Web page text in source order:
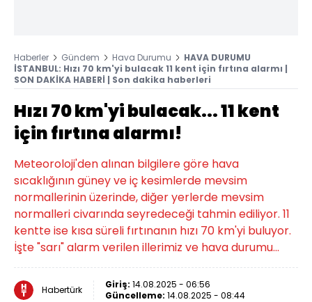
Haberler Gündem Hava Durumu
HAVA DURUMU
İSTANBUL: Hızı 70 km'yi bulacak 11 kent için fırtına alarmı |
SON DAKİKA HABERİ | Son dakika haberleri
Hızı 70 km'yi bulacak... 11 kent
için fırtına alarmı!
Meteoroloji'den alınan bilgilere göre hava
sıcaklığının güney ve iç kesimlerde mevsim
normallerinin üzerinde, diğer yerlerde mevsim
normalleri civarında seyredeceği tahmin ediliyor. 11
kentte ise kısa süreli fırtınanın hızı 70 km'yi buluyor.
İşte "sarı" alarm verilen illerimiz ve hava durumu...
Habertürk Giriş: 14.08.2025 - 06:56
Güncelleme: 14.08.2025 - 08:44